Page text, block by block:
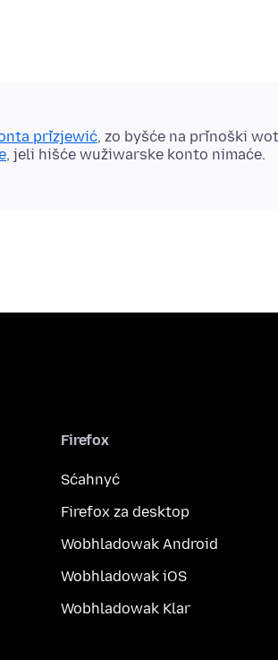
přizjewić, zo byšće na přinoški
, jeli hišće wužiwarske konto nimaće.
Firefox
Sćahnyć
Firefox za desktop
Wobhladowak Android
Wobhladowak iOS
Wobhladowak Klar